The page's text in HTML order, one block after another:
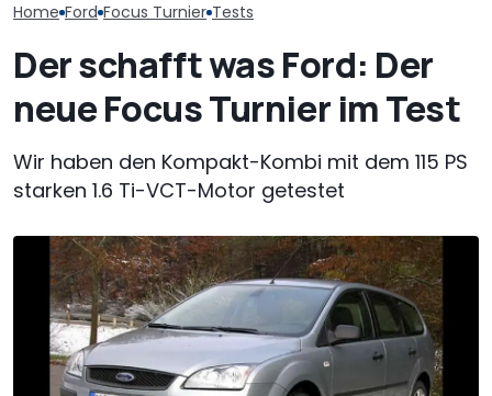
Home Ford Focus Turnier Tests
Der schafft was Ford: Der
neue Focus Turnier im Test
Wir haben den Kompakt-Kombi mit dem 115 PS
starken 1.6 Ti-VCT-Motor getestet